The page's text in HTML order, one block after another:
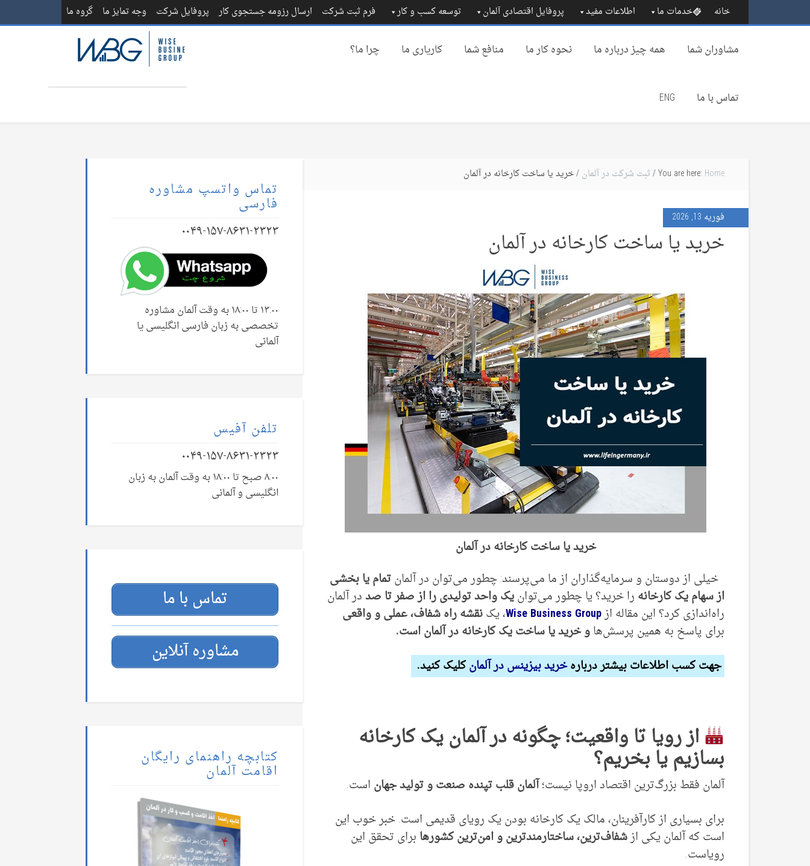
خانه خدمات ما اطلاعات مفید پروفایل اقتصادی آلمان توسعه کسب و کار فرم ثبت شرکت ارسال رزومه جستجوی کار پروفایل شرکت وجه تمایز ما گروه ما
مشاوران شما همه چیز درباره‌ ما نحوه کار ما منافع شما کاریاری ما چرا ما؟
تماس با ما ENG
You are here: Home
/ثبت شرکت در آلمان/ خرید یا ساخت کارخانه در آلمان
فوریه 13, 2026
خرید یا ساخت کارخانه در آلمان
خرید یا ساخت کارخانه در آلمان
خیلی از دوستان و سرمایه‌گذاران از ما می‌پرسند: چطور می‌توان در آلمانتمام یا بخشی
از سهام یک کارخانه را خرید؟ یا چطور می‌توانیک واحد تولیدی را از صفر تا صددر آلمان
راه‌اندازی کرد؟ این مقاله ازWise Business Group، یکنقشه راه شفاف، عملی و واقعی
برای پاسخ به همین پرسش‌هاو خرید یا ساخت یک کارخانه در آلمان است.
جهت کسب اطلاعات بیشتر دربارهخرید بیزینس در آلمانکلیک کنید.
از رویا تا واقعیت؛چگونه در آلمان یک کارخانه
بسازیم یا بخریم؟
آلمان فقط بزرگ‌ترین اقتصاد اروپا نیست؛آلمان قلب تپنده صنعت و تولید جهان است.
برای بسیاری از کارآفرینان، مالک یک کارخانه بودن یک رویای قدیمی است. خبر خوب این
است که آلمان یکی ازشفاف‌ترین، ساختارمندترین و امن‌ترین کشورها برای تحقق این
رویاست.
تماس واتسپ مشاوره
فارسی
۰۰۴۹-۱۵۷-۸۶۳۱-۲۳۲۳
۱۳:۰۰ تا ۱۸:۰۰ به وقت آلمان مشاوره
تخصصی به زبان فارسی انگلیسی یا
آلمانی
تلفن آفیس
۰۰۴۹-۱۵۷-۸۶۳۱-۲۳۲۳
۸:۰۰ صبح تا ۱۸:۰۰ به وقت آلمان به زبان
انگلیسی و آلمانی
تماس با ما
مشاوره آنلاین
کتابچه راهنمای رایگان
اقامت آلمان